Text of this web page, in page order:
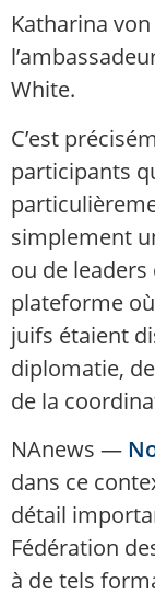
Katharina
White.
C’est
participants
simplement
ou de leaders
plateforme
juifs étaient
diplomatie,
de la
NAnews —
dans ce
détail
Fédération
à de tels